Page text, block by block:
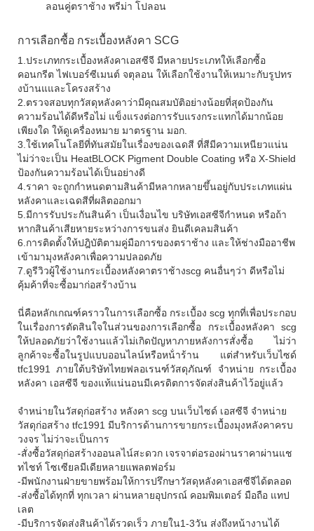
ลอนคู่ตราช้าง พรีม่า โปลอน
การเลือกซื้อ กระเบื้องหลังคา SCG
1.ประเภทกระเบื้องหลังคาเอสซีจี มีหลายประเภทให้เลือกซื้อ
คอนกรีต ไฟเบอร์ซีเมนต์ จตุลอน ให้เลือกใช้งานให้เหมาะกับรูปทร
งบ้านแและโครงสร้าง
2.ตรวจสอบทุกวัสดุหลังคาว่ามีคุณสมบัติอย่างน้อยที่สุดป้องกัน
ความร้อนได้ดีหรือไม่ แข็งแรงต่อการรับแรงกระแทกได้มากน้อย
เพียงใด ให้ดูเครื่องหมาย มาตรฐาน มอก.
3.ใช้เทคโนโลยีที่ทันสมัยในเรื่องของเฉดสี ที่สีมีความเหนียวแน่น
ไม่ว่าจะเป็น HeatBLOCK Pigment Double Coating หรือ X-Shield
ป้องกันความร้อนได้เป็นอย่างดี
4.ราคา จะถูกกำหนดตามสินค้ามีหลากหลายขึ้นอยู่กับประเภทแผ่น
หลังคาและเฉดสีที่ผลิตออกมา
5.มีการรับประกันสินค้า เป็นเงื่อนไข บริษัทเอสซีจีกำหนด หรือถ้า
หากสินค้าเสียหายระหว่างการขนส่ง ยินดีเคลมสินค้า
6.การติดตั้งให้ปฎิบัติตามคู่มือการของตราช้าง และให้ช่างมืออาชีพ
เข้ามามุงหลังคาเพื่อความปลอดภัย
7.ดูรีวิวผู้ใช้งานกระเบื้องหลังคาตราช้างscg คนอื่นๆว่า ดีหรือไม่
คุ้มค้าที่จะซื้อมาก่อสร้างบ้าน
นี่คือหลักเกณฑ์คราวในการเลือกซื้อ กระเบื้อง scg ทุกที่เพื่อประกอบ
ในเรื่องการตัดสินใจในส่วนของการเลือกซื้อ กระเบื้องหลังคา scg
ให้ปลอดภัยว่าใช้งานแล้วไม่เกิดปัญหาภายหลังการสั่งซื้อ ไม่ว่า
ลูกค้าจะซื้อในรูปแบบออนไลน์หรือหน้่าร้าน แต่สำหรับเว็บไซด์
tfc1991 ภายใต้บริษัทไทยฟลอเรนฑ์วัสดุภัณฑ์ จำหน่าย กระเบื้อง
หลังคา เอสซีจี ของแท้แน่นอนมีเครดิตการจัดส่งสินค้าไว้อยู่แล้ว
จำหน่ายในวัสดุก่อสร้าง หลังคา scg บนเว็บไซด์ เอสซีจี จำหน่าย
วัสดุก่อสร้าง tfc1991 มีบริการด้านการขายกระเบื้องมุงหลังคาครบ
วงจร ไม่ว่าจะเป็นการ
-สั่งซื้อวัสดุก่อสร้างออนลไน์สะดวก เจรจาต่อรองผ่านราคาผ่านแช
ทไชท์ โซเซียลมีเดียหลายแพลตฟอร์ม
-มีพนักงานฝ่ายขายพร้อมให้การปรึกษาวัสดุหลังคาเอสซีจีได้ตลอด
-ส่งซื้อได้ทุกที่ ทุกเวลา ผ่านหลายอุปกรณ์ คอมพิมเตอร์ มือถือ แทป
เลต
-มีบริการจัดส่งสินค้าได้รวดเร็ว ภายใน1-3วัน ส่งถึงหน้างานได้